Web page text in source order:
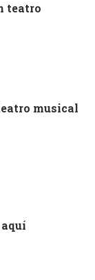
musical